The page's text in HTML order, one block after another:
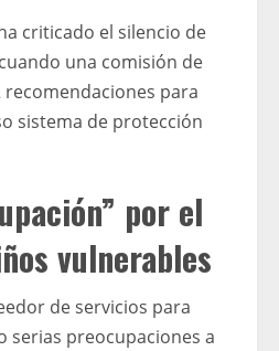
criticado el silencio de
una comisión de
para
sistema de protección
por el
vulnerables
de servicios para
serias preocupaciones a